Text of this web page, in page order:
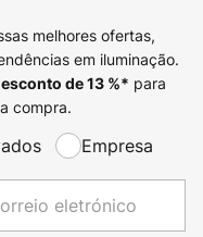
melhores ofertas,
em iluminação.
de13%* para
compra.
Empresa